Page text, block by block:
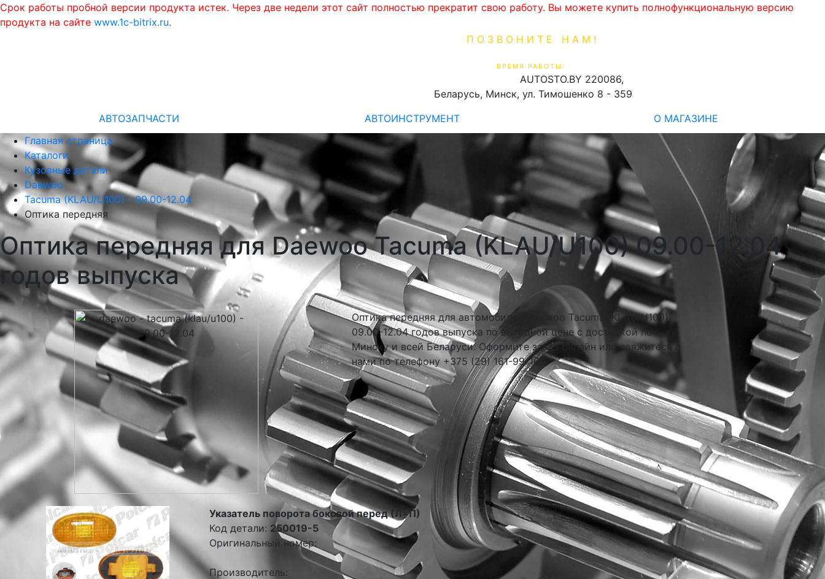
Срок работы пробной версии продукта истек. Через две недели этот сайт полностью прекратит свою работу. Вы можете купить полнофункциональную версию
продукта на сайте www.1c-bitrix.ru.
ПОЗВОНИТЕ НАМ!
ВРЕМЯ РАБОТЫ:
AUTOSTO.BY 220086,
Беларусь, Минск, ул. Тимошенко 8 - 359
АВТОЗАПЧАСТИ АВТОИНСТРУМЕНТ
О МАГАЗИНЕ
Главная страница
Каталоги
Кузовные детали
Daewoo
Tacuma (KLAU/U100) - 09.00-12.04
Оптика передняя
Оптика передняя для Daewoo Tacuma (KLAU/U100) 09.00-12.04
годов выпуска
Оптика передняя для автомобилей Daewoo Tacuma (KLAU/U100)
09.00-12.04 годов выпуска по выгодной цене с доставкой по
Минску и всей Беларуси. Оформите заказ онлайн или свяжитесь с
нами по телефону +375 (29) 161-99-16.
Указатель поворота боковой перед (Л=П)
Код детали: 250019-5
Оригинальный номер:
Производитель: